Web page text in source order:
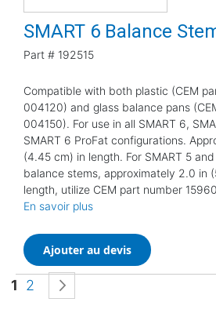
SMART 6 Balance
Part # 192515
Compatible with both plastic (CEM
004120) and glass balance pans
004150). For use in all SMART 6,
SMART 6 ProFat configurations.
(4.45 cm) in length. For SMART 5
balance stems, approximately 2.0 in
length, utilize CEM part number
En savoir plus
Ajouter au devis
Page
Vous lisez actuellement la
1 Page
2